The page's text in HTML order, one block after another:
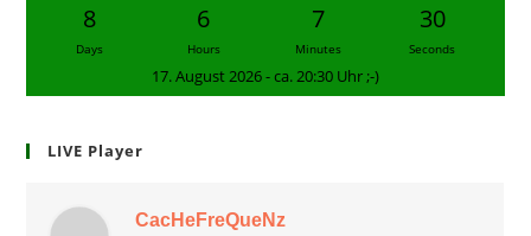
8
Days
6
Hours
7
Minutes
29
Seconds
17. August 2026 - ca. 20:30 Uhr ;-)
LIVE Player